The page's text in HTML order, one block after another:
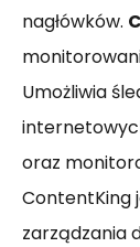
nagłówków.
Umożliwia
oraz
ContentKing
zarządzania